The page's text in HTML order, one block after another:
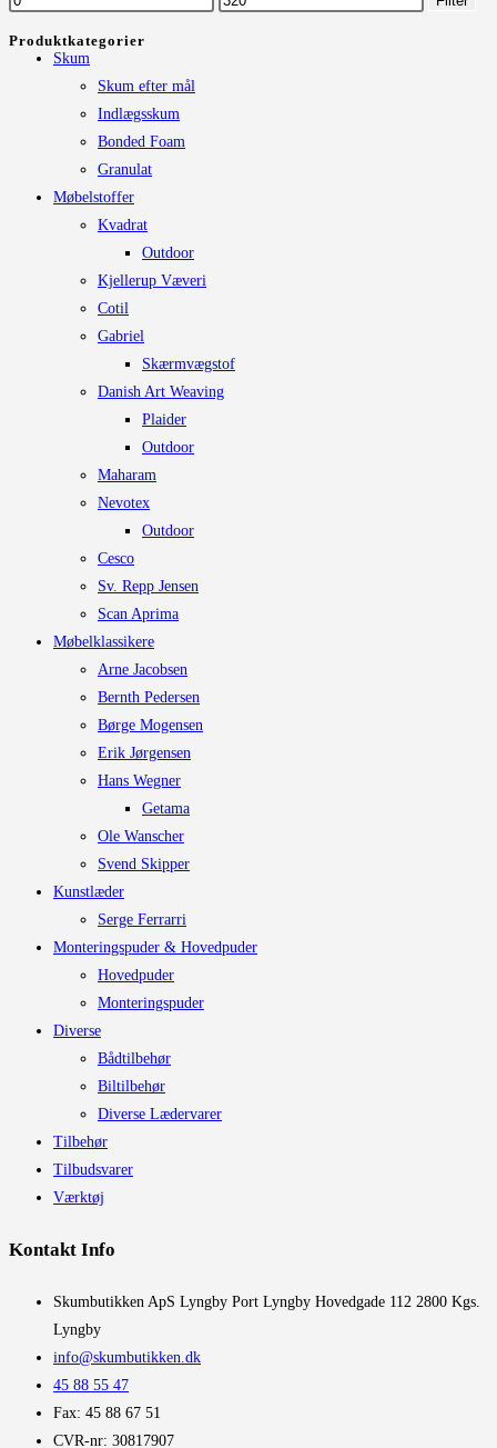
Produktkategorier
Skum
Skum efter mål
Indlægsskum
Bonded Foam
Granulat
Møbelstoffer
Kvadrat
Outdoor
Kjellerup Væveri
Cotil
Gabriel
Skærmvægstof
Danish Art Weaving
Plaider
Outdoor
Maharam
Nevotex
Outdoor
Cesco
Sv. Repp Jensen
Scan Aprima
Møbelklassikere
Arne Jacobsen
Bernth Pedersen
Børge Mogensen
Erik Jørgensen
Hans Wegner
Getama
Ole Wanscher
Svend Skipper
Kunstlæder
Serge Ferrarri
Monteringspuder & Hovedpuder
Hovedpuder
Monteringspuder
Diverse
Bådtilbehør
Biltilbehør
Diverse Lædervarer
Tilbehør
Tilbudsvarer
Værktøj
Kontakt Info
​Skumbutikken ApS Lyngby Port Lyngby Hovedgade 112 2800 Kgs.
Lyngby
info@skumbutikken.dk
45 88 55 47
Fax: 45 88 67 51
CVR-nr: 30817907